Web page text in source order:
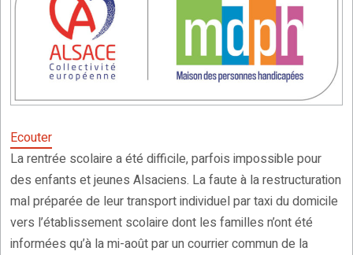
Ecouter
La rentrée scolaire a été difficile, parfois impossible pour
des enfants et jeunes Alsaciens. La faute à la restructuration
mal préparée de leur transport individuel par taxi du domicile
vers l’établissement scolaire dont les familles n’ont été
informées qu’à la mi-août par un courrier commun de la